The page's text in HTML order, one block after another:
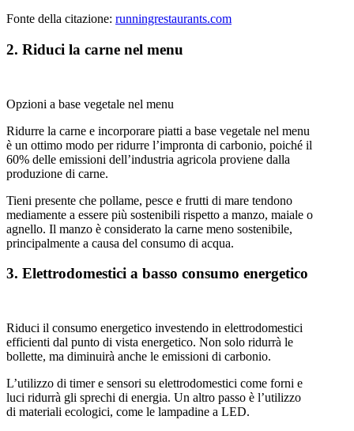
Fonte della citazione: runningrestaurants.com
2. Riduci la carne nel menu
Opzioni a base vegetale nel menu
Ridurre la carne e incorporare piatti a base vegetale nel menu
è un ottimo modo per ridurre l’impronta di carbonio, poiché il
60% delle emissioni dell’industria agricola proviene dalla
produzione di carne.
Tieni presente che pollame, pesce e frutti di mare tendono
mediamente a essere più sostenibili rispetto a manzo, maiale o
agnello. Il manzo è considerato la carne meno sostenibile,
principalmente a causa del consumo di acqua.
3. Elettrodomestici a basso consumo energetico
Riduci il consumo energetico investendo in elettrodomestici
efficienti dal punto di vista energetico. Non solo ridurrà le
bollette, ma diminuirà anche le emissioni di carbonio.
L’utilizzo di timer e sensori su elettrodomestici come forni e
luci ridurrà gli sprechi di energia. Un altro passo è l’utilizzo
di materiali ecologici, come le lampadine a LED.